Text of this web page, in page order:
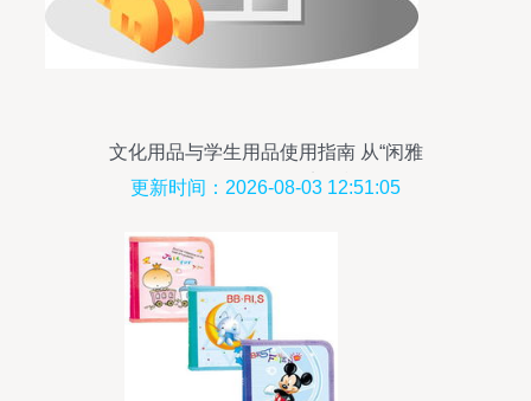
文化用品与学生用品使用指南 从“闲雅
K12”到“529890”的实用模板
更新时间：2026-08-03 12:51:05